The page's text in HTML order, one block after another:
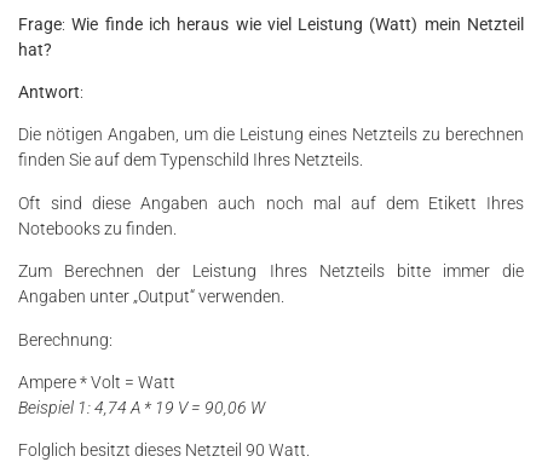
Frage:Wie finde ich heraus wie viel Leistung (Watt) mein Netzteil
hat?
Antwort:
Die nötigen Angaben, um die Leistung eines Netzteils zu berechnen
finden Sie auf dem Typenschild Ihres Netzteils.
Oft sind diese Angaben auch noch mal auf dem Etikett Ihres
Notebooks zu finden.
Zum Berechnen der Leistung Ihres Netzteils bitte immer die
Angaben unter „Output“ verwenden.
Berechnung:
Ampere * Volt = Watt
Beispiel 1: 4,74 A * 19 V = 90,06 W
Folglich besitzt dieses Netzteil 90 Watt.